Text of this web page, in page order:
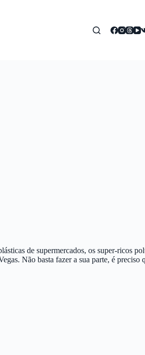
de supermercados, os super-ricos
Não basta fazer a sua parte, é preciso